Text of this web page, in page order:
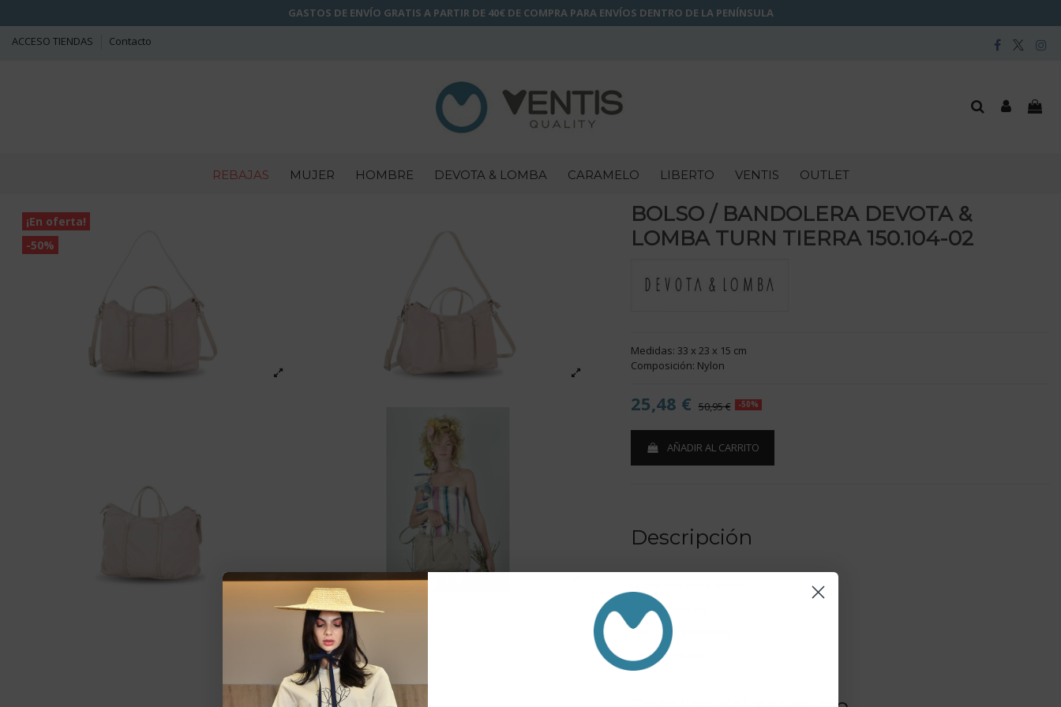
GASTOS DE ENVÍO GRATIS A PARTIR DE 40€ DE COMPRA PARA ENVÍOS DENTRO DE LA PENÍNSULA
ACCESO TIENDAS
Contacto
REBAJAS MUJER HOMBRE DEVOTA & LOMBA CARAMELO LIBERTO VENTIS OUTLET
¡En oferta!
-50%
BOLSO / BANDOLERA DEVOTA &
LOMBA TURN TIERRA 150.104-02
Medidas: 33 x 23 x 15 cm
Composición: Nylon
25,48 € 50,95 € -50%
AÑADIR AL CARRITO
Descripción
- Bolsillo interior
- Bandolera extraíble
- Asas de mano